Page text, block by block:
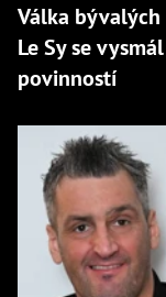
Válka bývalých
Le Sy se
povinností